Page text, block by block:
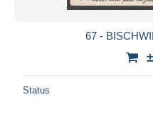
67 -
Status